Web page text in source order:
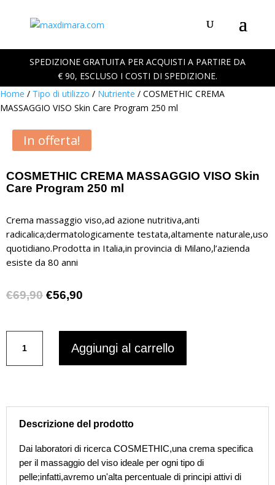
SPEDIZIONE GRATUITA PER ACQUISTI A PARTIRE DA
€ 90, ESCLUSO I COSTI DI SPEDIZIONE.
Home / Tipo di utilizzo / Nutriente / COSMETHIC CREMA
MASSAGGIO VISO Skin Care Program 250 ml
In offerta!
COSMETHIC CREMA MASSAGGIO VISO Skin
Care Program 250 ml
Crema massaggio viso,ad azione nutritiva,anti
radicalica;dermatologicamente testata,altamente naturale,uso
quotidiano.Prodotta in Italia,in provincia di Milano,l’azienda
esiste da 80 anni
€69,90 Il
€69,90.
€56,90
€56,90.
CREMA
MASSAGGIO
Care
Program
quantità
Aggiungi al carrello
Descrizione del prodotto
Dai laboratori di ricerca COSMETHIC,una crema specifica
per il massaggio del viso ideale per ogni tipo di
pelle;infatti,avremo un'alta percentuale di principi attivi di